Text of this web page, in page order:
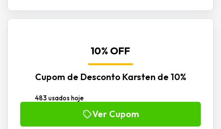
10% OFF
Cupom de Desconto Karsten de 10%
483 usados hoje
Ver Cupom